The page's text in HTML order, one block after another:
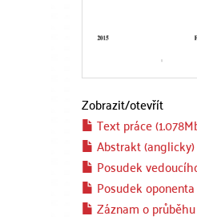
Zobrazit/otevřít
Text práce
Abstrakt (anglicky)
Posudek
Posudek oponenta
Záznam o